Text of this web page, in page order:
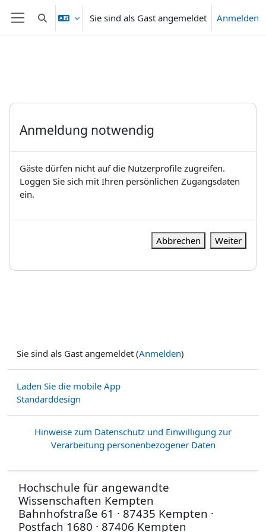
Zum Hauptinhalt
Website-Übersicht
Sucheingabe umschaltenSie sind als Gast angemeldet Anmelden
Anmeldung notwendig
Gäste dürfen nicht auf die Nutzerprofile zugreifen.
Loggen Sie sich mit Ihren persönlichen Zugangsdaten
ein.
Abbrechen Weiter
Sie sind als Gast angemeldet (Anmelden)
Laden Sie die mobile App
Standarddesign
Hinweise zum Datenschutz und Einwilligung zur
Verarbeitung personenbezogener Daten
Hochschule für angewandte
Wissenschaften Kempten
Bahnhofstraße 61 · 87435 Kempten ·
Postfach 1680 · 87406 Kempten